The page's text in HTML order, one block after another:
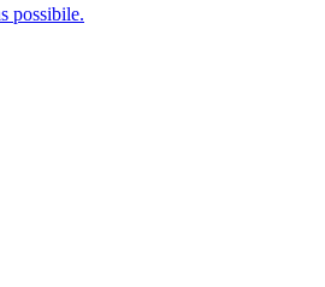
possibile.